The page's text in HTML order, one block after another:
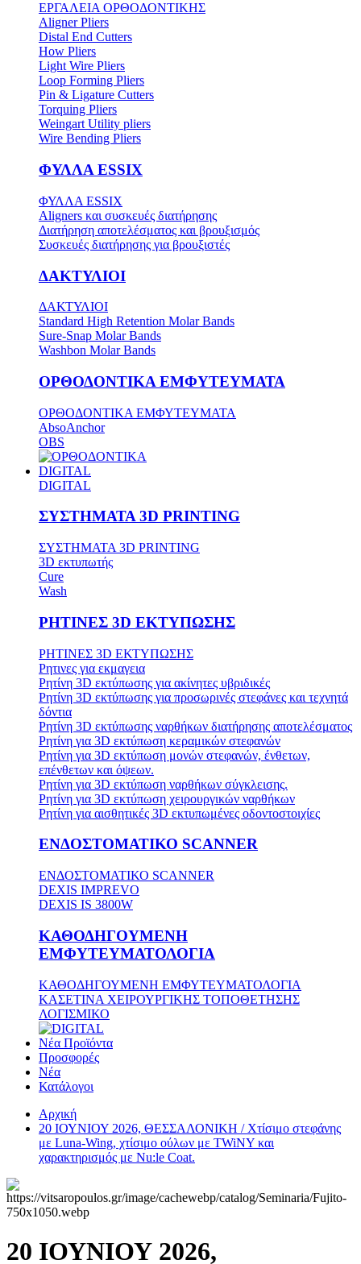
ΕΡΓΑΛΕΙΑ ΟΡΘΟΔΟΝΤΙΚΗΣ
Aligner Pliers
Distal End Cutters
How Pliers
Light Wire Pliers
Loop Forming Pliers
Pin & Ligature Cutters
Torquing Pliers
Weingart Utility pliers
Wire Bending Pliers
ΦΥΛΛΑ ESSIX
ΦΥΛΛΑ ESSIX
Aligners και συσκευές διατήρησης
Διατήρηση αποτελέσματος και βρουξισμός
Συσκευές διατήρησης για βρουξιστές
ΔΑΚΤΥΛΙΟΙ
ΔΑΚΤΥΛΙΟΙ
Standard High Retention Molar Bands
Sure-Snap Molar Bands
Washbon Molar Bands
ΟΡΘΟΔΟΝΤΙΚΑ ΕΜΦΥΤΕΥΜΑΤΑ
ΟΡΘΟΔΟΝΤΙΚΑ ΕΜΦΥΤΕΥΜΑΤΑ
AbsoAnchor
OBS
DIGITAL
DIGITAL
ΣΥΣΤΗΜΑΤΑ 3D PRINTING
ΣΥΣΤΗΜΑΤΑ 3D PRINTING
3D εκτυπωτής
Cure
Wash
ΡΗΤΙΝΕΣ 3D ΕΚΤΥΠΩΣΗΣ
ΡΗΤΙΝΕΣ 3D ΕΚΤΥΠΩΣΗΣ
Ρητινες για εκμαγεια
Ρητίνη 3D εκτύπωσης για ακίνητες υβριδικές
Ρητίνη 3D εκτύπωσης για προσωρινές στεφάνες και τεχνητά
δόντια
Ρητίνη 3D εκτύπωσης ναρθήκων διατήρησης αποτελέσματος
Ρητίνη για 3D εκτύπωση κεραμικών στεφανών
Ρητίνη για 3D εκτύπωση μονών στεφανών, ένθετων,
επένθετων και όψεων.
Ρητίνη για 3D εκτύπωση ναρθήκων σύγκλεισης.
Ρητίνη για 3D εκτύπωση χειρουργικών ναρθήκων
Ρητίνη για αισθητικές 3D εκτυπωμένες οδοντοστοιχίες
ΕΝΔΟΣΤΟΜΑΤΙΚΟ SCANNER
ΕΝΔΟΣΤΟΜΑΤΙΚΟ SCANNER
DEXIS IMPREVO
DEXIS IS 3800W
ΚΑΘΟΔΗΓΟΥΜΕΝΗ
ΕΜΦΥΤΕΥΜΑΤΟΛΟΓΙΑ
ΚΑΘΟΔΗΓΟΥΜΕΝΗ ΕΜΦΥΤΕΥΜΑΤΟΛΟΓΙΑ
ΚΑΣΕΤΙΝΑ ΧΕΙΡΟΥΡΓΙΚΗΣ ΤΟΠΟΘΕΤΗΣΗΣ
ΛΟΓΙΣΜΙΚΟ
Νέα Προϊόντα
Προσφορές
Νέα
Κατάλογοι
Αρχική
20 ΙΟΥΝΙΟΥ 2026, ΘΕΣΣΑΛΟΝΙΚΗ / Χτίσιμο στεφάνης
με Luna-Wing, χτίσιμο ούλων με TWiNY και
χαρακτηρισμός με Νu:le Coat.
20 ΙΟΥΝΙΟΥ 2026,